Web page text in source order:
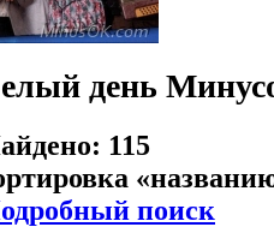
день
115
«
поиск